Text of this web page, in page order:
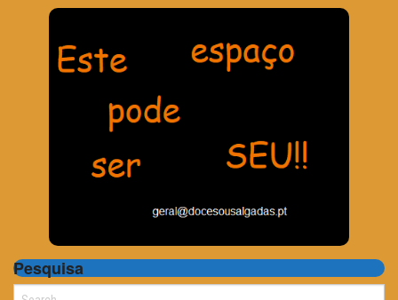
Pesquisa
Search